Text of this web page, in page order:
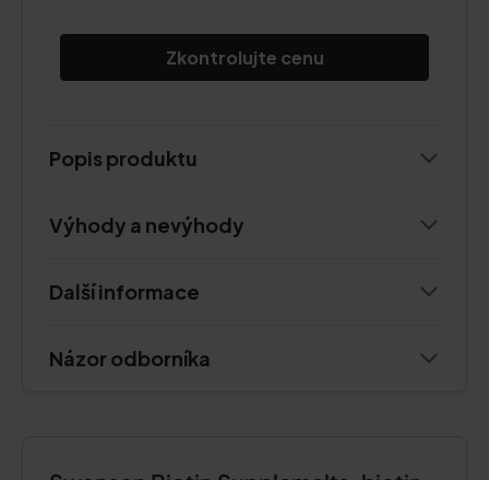
Zkontrolujte cenu
Popis produktu
Výhody a nevýhody
Další informace
Názor odborníka